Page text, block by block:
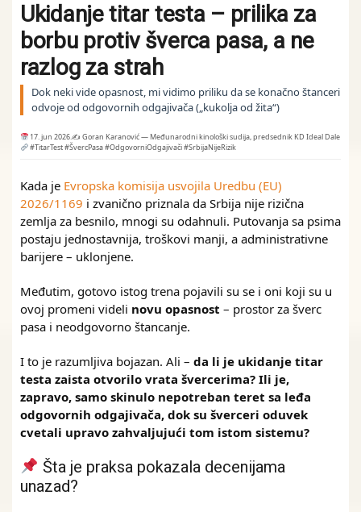
Ukidanje titar testa – prilika za
borbu protiv šverca pasa, a ne
razlog za strah
Dok neki vide opasnost, mi vidimo priliku da se konačno štanceri
odvoje od odgovornih odgajivača („kukolja od žita“)
17. jun 2026.✍️ Goran Karanović — Međunarodni kinološki sudija, predsednik KD Ideal Dale
#TitarTest #ŠvercPasa #OdgovorniOdgajivači #SrbijaNijeRizik
Kada je Evropska komisija usvojila Uredbu (EU)
2026/1169 i zvanično priznala da Srbija nije rizična
zemlja za besnilo, mnogi su odahnuli. Putovanja sa psima
postaju jednostavnija, troškovi manji, a administrativne
barijere – uklonjene.
Međutim, gotovo istog trena pojavili su se i oni koji su u
ovoj promeni videli novu opasnost – prostor za šverc
pasa i neodgovorno štancanje.
I to je razumljiva bojazan. Ali – da li je ukidanje titar
testa zaista otvorilo vrata švercerima? Ili je,
zapravo, samo skinulo nepotreban teret sa leđa
odgovornih odgajivača, dok su šverceri oduvek
cvetali upravo zahvaljujući tom istom sistemu?
Šta je praksa pokazala decenijama
unazad?